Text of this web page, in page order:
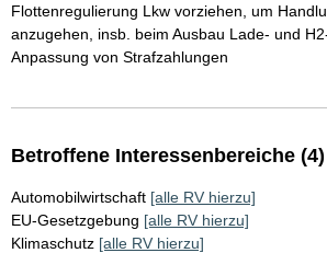
Flottenregulierung Lkw vorziehen, um
anzugehen, insb. beim Ausbau Lade- und
Anpassung von Strafzahlungen
Betroffene Interessenbereiche (4)
Automobilwirtschaft [alle RV hierzu]
EU-Gesetzgebung [alle RV hierzu]
Klimaschutz [alle RV hierzu]